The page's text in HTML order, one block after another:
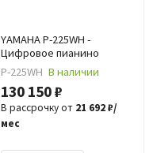
YAMAHA P-225WH -
Цифровое пианино
P-225WH В наличии
130 150 ₽
В рассрочку от 21 692 ₽/
мес